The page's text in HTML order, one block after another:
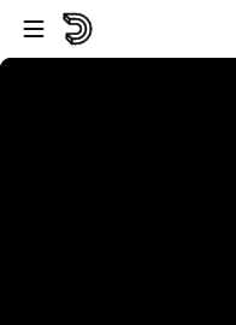
Vai al lettore
Passa al contenuto